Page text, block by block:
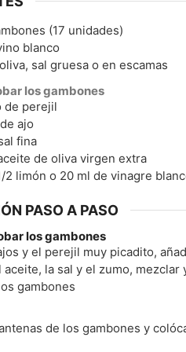
(17 unidades)
blanco
sal gruesa o en escamas
los gambones
de perejil
de ajo
fina
de oliva virgen extra
2 limón o 20 ml de vinagre
PASO A PASO
los gambones
y el perejil muy picadito,
aceite, la sal y el zumo, mezclar
gambones
de los gambones y